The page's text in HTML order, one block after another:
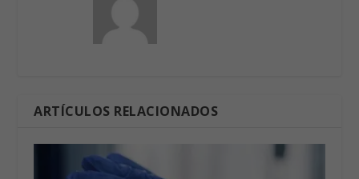
ARTÍCULOS RELACIONADOS